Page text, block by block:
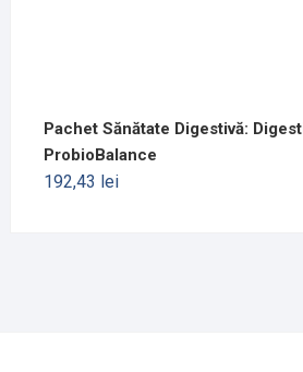
Pachet Sănătate Digestivă:
ProbioBalance
192,43 lei